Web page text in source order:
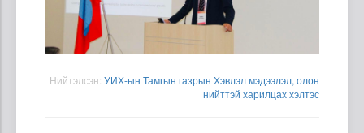
Нийтэлсэн: УИХ-ын Тамгын газрын Хэвлэл мэдээлэл, олон
нийттэй харилцах хэлтэс